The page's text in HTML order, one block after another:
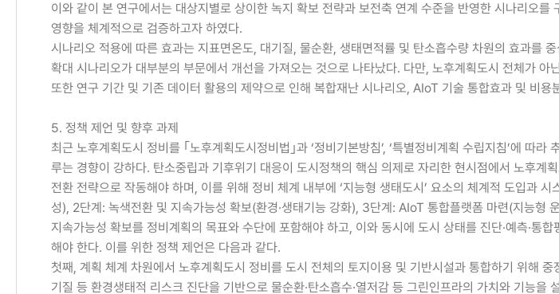
이와 같이 본 연구에서는 대상지별로 상이한 녹지 확보 전략과 보전축 연계 수준을 반영한 시나리오
영향을 체계적으로 검증하고자 하였다.
시나리오 적용에 따른 효과는 지표면온도, 대기질, 물순환, 생태면적률 및 탄소흡수량 차원의 효과를
확대 시나리오가 대부분의 부문에서 개선을 가져오는 것으로 나타났다. 다만, 노후계획도시 전체가
또한 연구 기간 및 기존 데이터 활용의 제약으로 인해 복합재난 시나리오, AIoT 기술 통합효과 및 비
5. 정책 제언 및 향후 과제
최근 노후계획도시 정비를 ｢노후계획도시정비법｣과 ‘정비기본방침’, ‘특별정비계획 수립지침’에 따
루는 경향이 강하다. 탄소중립과 기후위기 대응이 도시정책의 핵심 의제로 자리한 현시점에서 노후계
전환 전략으로 작동해야 하며, 이를 위해 정비 체계 내부에 ‘지능형 생태도시’ 요소의 체계적 도입과
성), 2단계: 녹색전환 및 지속가능성 확보(환경·생태기능 강화), 3단계: AIoT 통합플랫폼 마련(지능형
지속가능성 확보를 정비계획의 목표와 수단에 포함해야 하고, 이와 동시에 도시 상태를 진단·예측·통
해야 한다. 이를 위한 정책 제언은 다음과 같다.
첫째, 계획 체계 차원에서 노후계획도시 정비를 도시 전체의 토지이용 및 기반시설과 통합하기 위해 중
기질 등 환경생태적 리스크 진단을 기반으로 물순환·탄소흡수·열저감 등 그린인프라의 가치와 기능